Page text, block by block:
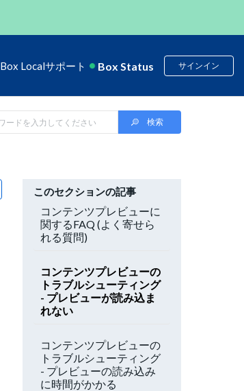
Box Localサポート Box Status サインイン
このセクションの記事
コンテンツプレビューに
関するFAQ (よく寄せら
れる質問)
コンテンツプレビューの
トラブルシューティング
- プレビューが読み込ま
れない
コンテンツプレビューの
トラブルシューティング
- プレビューの読み込み
に時間がかかる